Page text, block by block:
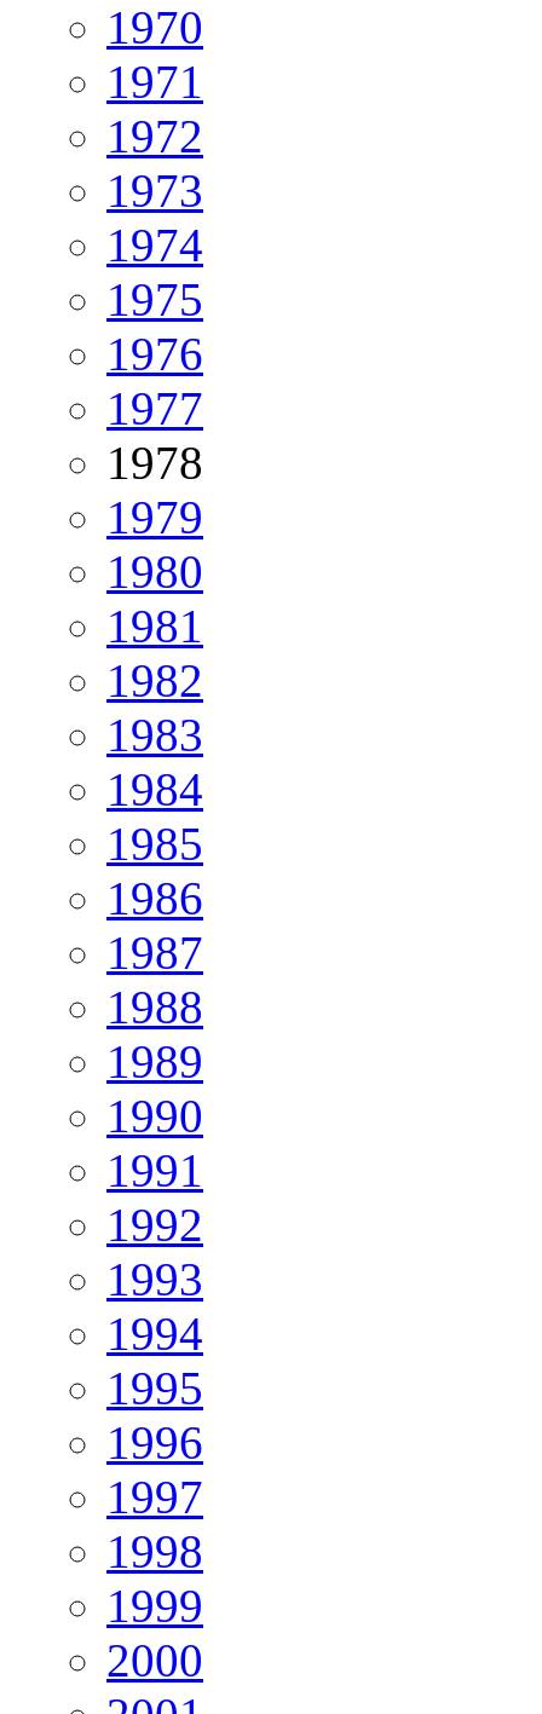
1970
1971
1972
1973
1974
1975
1976
1977
1978
1979
1980
1981
1982
1983
1984
1985
1986
1987
1988
1989
1990
1991
1992
1993
1994
1995
1996
1997
1998
1999
2000